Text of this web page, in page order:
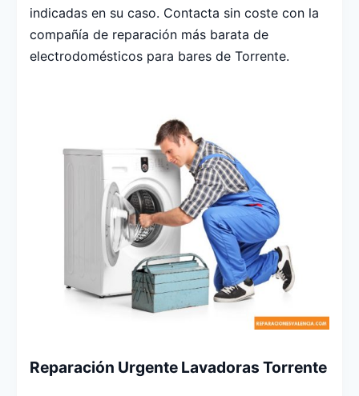
indicadas en su caso. Contacta sin coste con la
compañía de reparación más barata de
electrodomésticos para bares de Torrente.
Reparación Urgente Lavadoras Torrente